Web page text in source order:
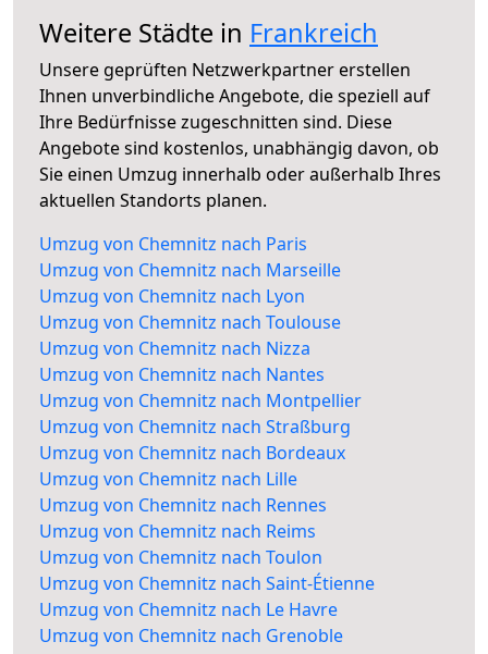
Weitere Städte in Frankreich
Unsere geprüften Netzwerkpartner erstellen
Ihnen unverbindliche Angebote, die speziell auf
Ihre Bedürfnisse zugeschnitten sind. Diese
Angebote sind kostenlos, unabhängig davon, ob
Sie einen Umzug innerhalb oder außerhalb Ihres
aktuellen Standorts planen.
Umzug von Chemnitz nach Paris
Umzug von Chemnitz nach Marseille
Umzug von Chemnitz nach Lyon
Umzug von Chemnitz nach Toulouse
Umzug von Chemnitz nach Nizza
Umzug von Chemnitz nach Nantes
Umzug von Chemnitz nach Montpellier
Umzug von Chemnitz nach Straßburg
Umzug von Chemnitz nach Bordeaux
Umzug von Chemnitz nach Lille
Umzug von Chemnitz nach Rennes
Umzug von Chemnitz nach Reims
Umzug von Chemnitz nach Toulon
Umzug von Chemnitz nach Saint-Étienne
Umzug von Chemnitz nach Le Havre
Umzug von Chemnitz nach Grenoble